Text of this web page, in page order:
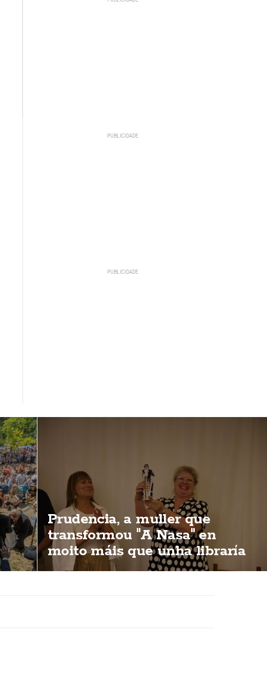
Prudencia, a muller que
transformou "A Nasa" en
moito máis que unha libraría